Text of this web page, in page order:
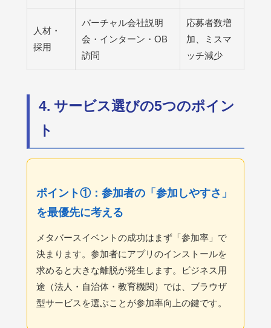
人材・
採用
バーチャル会社説明
会・インターン・OB
訪問
応募者数増
加、ミスマ
ッチ減少
4. サービス選びの5つのポイン
ト
ポイント①：参加者の「参加しやすさ」
を最優先に考える
メタバースイベントの成功はまず「参加率」で
決まります。参加者にアプリのインストールを
求めると大きな離脱が発生します。ビジネス用
途（法人・自治体・教育機関）では、ブラウザ
型サービスを選ぶことが参加率向上の鍵です。